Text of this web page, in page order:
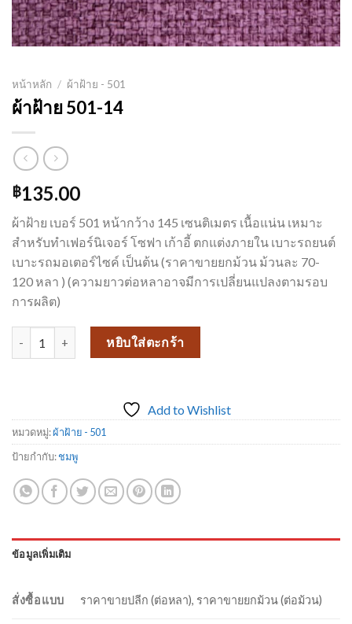
หน้าหลัก / ผ้าฝ้าย - 501
ผ้าฝ้าย 501-14
฿135.00
ผ้าฝ้าย เบอร์ 501 หน้ากว้าง 145 เซนติเมตร เนื้อแน่น เหมาะ
สำหรับทำเฟอร์นิเจอร์ โซฟา เก้าอี้ ตกแต่งภายใน เบาะรถยนต์
เบาะรถมอเตอร์ไซค์ เป็นต้น (ราคาขายยกม้วน ม้วนละ 70-
120 หลา ) (ความยาวต่อหลาอาจมีการเปลี่ยนแปลงตามรอบ
การผลิต)
จำนวน ผ้าฝ้าย 501-14 ชิ้นหยิบใส่ตะกร้า
Add to Wishlist
หมวดหมู่:ผ้าฝ้าย - 501
ป้ายกำกับ:ชมพู
ข้อมูลเพิ่มเติม
สั่งซื้อแบบ ราคาขายปลีก (ต่อหลา), ราคาขายยกม้วน (ต่อม้วน)